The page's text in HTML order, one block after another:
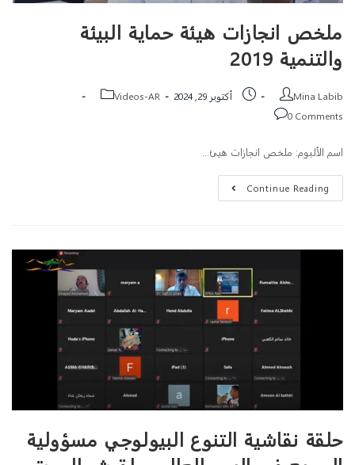
ملخص انجازات هيئة حماية البيئة
والتنمية 2019
Mina Labib أكتوبر 29, 2024
Videos-AR
0 Comments
اسم الألبوم: ملخص انجازات هيئ…
Continue Reading
حلقة نقاشية التنوع البيولوجي مسؤولية